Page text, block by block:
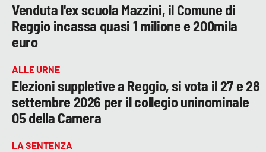
Venduta l'ex scuola Mazzini, il Comune di
Reggio incassa quasi 1 milione e 200mila
euro
ALLE URNE
Elezioni suppletive a Reggio, si vota il 27 e 28
settembre 2026 per il collegio uninominale
05 della Camera
LA SENTENZA